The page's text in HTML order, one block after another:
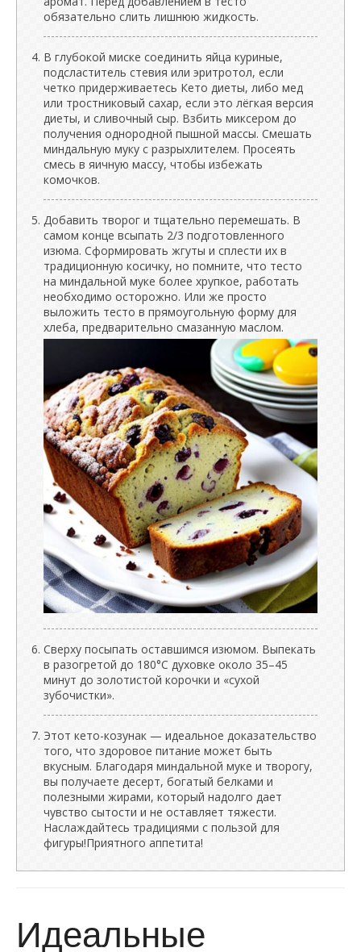
обязательно слить лишнюю жидкость.
В глубокой миске соединить яйца куриные,
подсластитель стевия или эритротол, если
четко придерживаетесь Кето диеты, либо мед
или тростниковый сахар, если это лёгкая версия
диеты, и сливочный сыр. Взбить миксером до
получения однородной пышной массы. Смешать
миндальную муку с разрыхлителем. Просеять
смесь в яичную массу, чтобы избежать
комочков.
Добавить творог и тщательно перемешать. В
самом конце всыпать 2/3 подготовленного
изюма. Сформировать жгуты и сплести их в
традиционную косичку, но помните, что тесто
на миндальной муке более хрупкое, работать
необходимо осторожно. Или же просто
выложить тесто в прямоугольную форму для
хлеба, предварительно смазанную маслом.
Сверху посыпать оставшимся изюмом. Выпекать
в разогретой до 180°C духовке около 35–45
минут до золотистой корочки и «сухой
зубочистки».
Этот кето-козунак — идеальное доказательство
того, что здоровое питание может быть
вкусным. Благодаря миндальной муке и творогу,
вы получаете десерт, богатый белками и
полезными жирами, который надолго дает
чувство сытости и не оставляет тяжести.
Наслаждайтесь традициями с пользой для
фигуры!Приятного аппетита!
Идеальные